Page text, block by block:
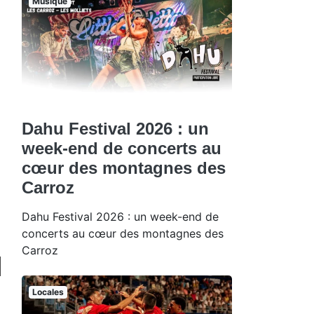
Dahu Festival 2026 : un
week-end de concerts au
cœur des montagnes des
Carroz
Dahu Festival 2026 : un week-end de
concerts au cœur des montagnes des
Carroz
Locales